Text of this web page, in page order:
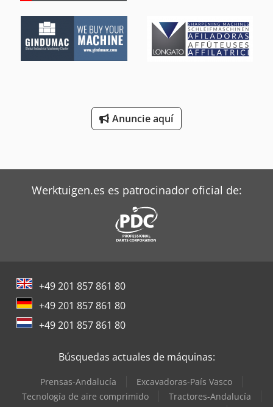
Anuncie aquí
Werktuigen.es es patrocinador oficial de:
+49 201 857 861 80
+49 201 857 861 80
+49 201 857 861 80
Búsquedas actuales de máquinas:
Prensas-Andalucía
Excavadoras-País Vasco
Tecnología de aire comprimido
Tractores-Andalucía